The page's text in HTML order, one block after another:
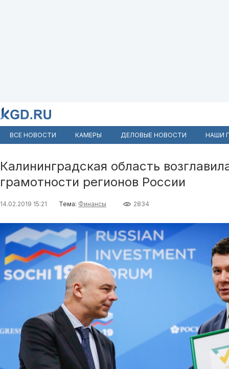
ВСЕ НОВОСТИ КАМЕРЫ ДЕЛОВЫЕ НОВОСТИ НАШИ
Калининградская область
грамотности регионов России
14.02.2019 15:21 Тема: Финансы 2834